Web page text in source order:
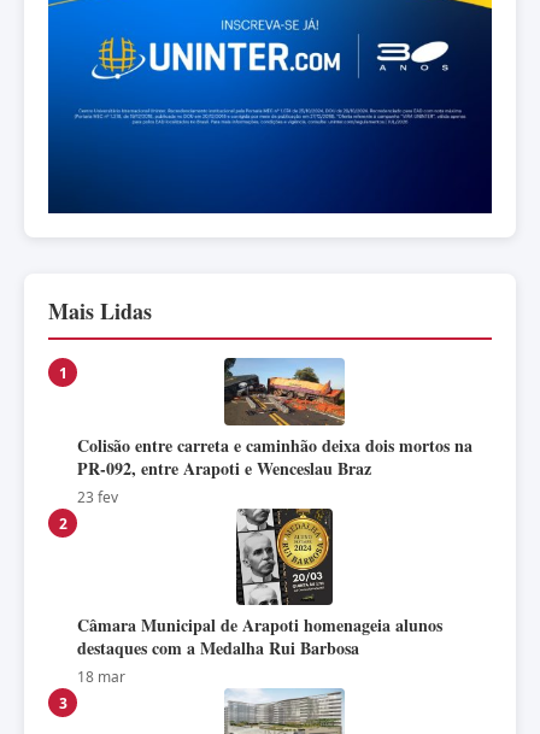
Mais Lidas
1
Colisão entre carreta e caminhão deixa dois mortos na
PR-092, entre Arapoti e Wenceslau Braz
23 fev
2
Câmara Municipal de Arapoti homenageia alunos
destaques com a Medalha Rui Barbosa
18 mar
3